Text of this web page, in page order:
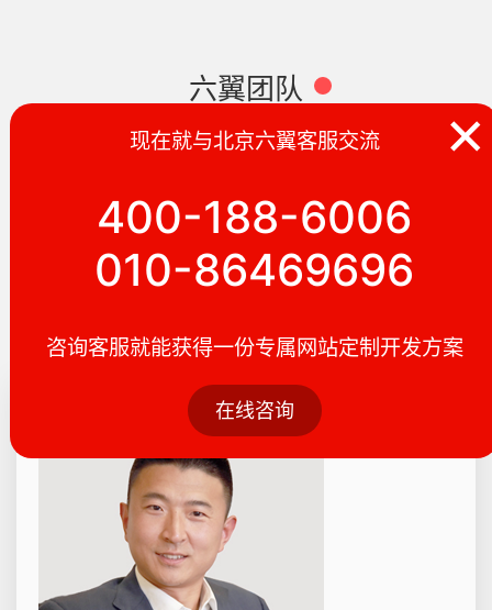
六翼团队
一个年轻而富有激情的六翼团队。 团队的每个成员把工作
例为成就。我们每个人都很年轻，更喜欢接触新潮的科技，
并一直持续将科
技转化为优秀应用。
×
现在就与北京六翼客服交流
400-188-6006
010-86469696
咨询客服就能获得一份专属网站定制开发方案
在线咨询